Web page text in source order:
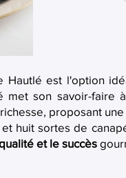
Hautlé est l'option
son savoir-faire
proposant
huit sortes de
et le succès